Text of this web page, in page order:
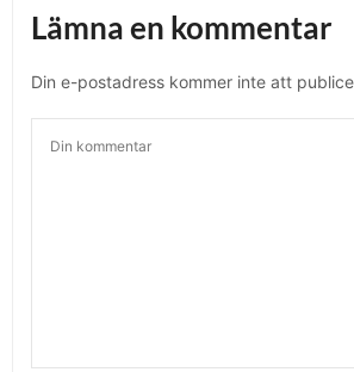
Lämna en kommentar
Din e-postadress kommer inte att